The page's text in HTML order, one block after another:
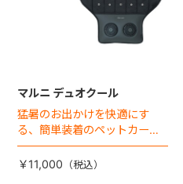
マルニ デュオクール
猛暑のお出かけを快適にす
る、簡単装着のペットカート
専用ダブル送風ファンが登
場。
￥11,000